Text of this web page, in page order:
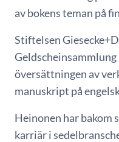
av bokens teman på
Stiftelsen
översättningen av
manuskript på
Heinonen har bakom
karriär i